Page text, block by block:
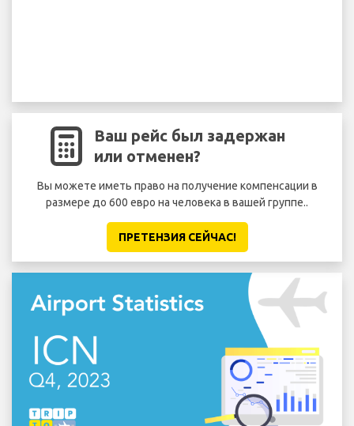
Ваш рейс был задержан
или отменен?
Вы можете иметь право на получение компенсации в
размере до 600 евро на человека в вашей группе..
ПРЕТЕНЗИЯ CЕЙЧАС!